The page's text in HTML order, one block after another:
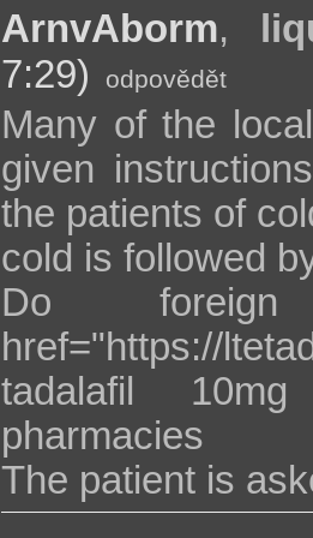
ArnvAborm,
7:29)
odpovědět
Many of the
given
the patients of
cold is followed
Do
href="https://
tadalafil
pharmacies
The patient is